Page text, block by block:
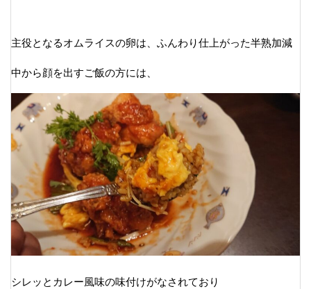
主役となるオムライスの卵は、ふんわり仕上がった半熟加減
中から顔を出すご飯の方には、
シレッとカレー風味の味付けがなされており